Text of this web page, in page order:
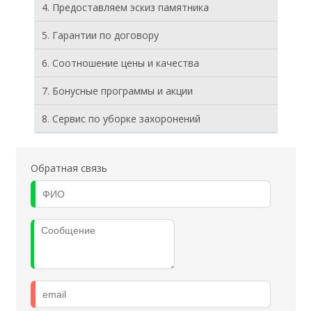
4. Предоставляем эскиз памятника
5. Гарантии по договору
6. Соотношение цены и качества
7. Бонусные программы и акции
8. Cервис по уборке захоронений
Обратная связь